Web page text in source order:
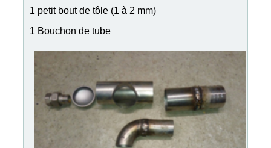
1 petit bout de tôle (1 à 2 mm)
1 Bouchon de tube